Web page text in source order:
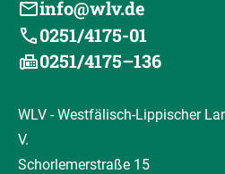
info@wlv.de
0251/4175-01
0251/4175–136
WLV - Westfälisch-Lippischer
V.
Schorlemerstraße 15